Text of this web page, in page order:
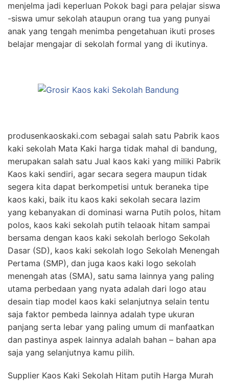
menjelma jadi keperluan Pokok bagi para pelajar siswa
-siswa umur sekolah ataupun orang tua yang punyai
anak yang tengah menimba pengetahuan ikuti proses
belajar mengajar di sekolah formal yang di ikutinya.
produsenkaoskaki.com sebagai salah satu Pabrik kaos
kaki sekolah Mata Kaki harga tidak mahal di bandung,
merupakan salah satu Jual kaos kaki yang miliki Pabrik
Kaos kaki sendiri, agar secara segera maupun tidak
segera kita dapat berkompetisi untuk beraneka tipe
kaos kaki, baik itu kaos kaki sekolah secara lazim
yang kebanyakan di dominasi warna Putih polos, hitam
polos, kaos kaki sekolah putih telaoak hitam sampai
bersama dengan kaos kaki sekolah berlogo Sekolah
Dasar (SD), kaos kaki sekolah logo Sekolah Menengah
Pertama (SMP), dan juga kaos kaki logo sekolah
menengah atas (SMA), satu sama lainnya yang paling
utama perbedaan yang nyata adalah dari logo atau
desain tiap model kaos kaki selanjutnya selain tentu
saja faktor pembeda lainnya adalah type ukuran
panjang serta lebar yang paling umum di manfaatkan
dan pastinya aspek lainnya adalah bahan – bahan apa
saja yang selanjutnya kamu pilih.
Supplier Kaos Kaki Sekolah Hitam putih Harga Murah